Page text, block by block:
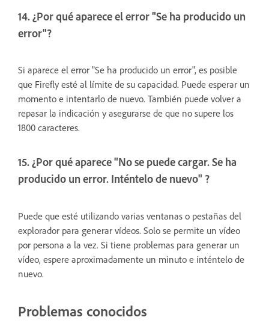
14. ¿Por qué aparece el error "Se ha producido un
error"?
Si aparece el error "Se ha producido un error", es posible
que Firefly esté al límite de su capacidad. Puede esperar un
momento e intentarlo de nuevo. También puede volver a
repasar la indicación y asegurarse de que no supere los
1800 caracteres.
15. ¿Por qué aparece "No se puede cargar. Se ha
producido un error. Inténtelo de nuevo" ?
Puede que esté utilizando varias ventanas o pestañas del
explorador para generar vídeos. Solo se permite un vídeo
por persona a la vez. Si tiene problemas para generar un
vídeo, espere aproximadamente un minuto e inténtelo de
nuevo.
Problemas conocidos